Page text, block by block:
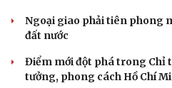
Chiến lược lợi hại của Iran
thống Trump
Chuyện gì sẽ xảy ra nếu
năm 1940?